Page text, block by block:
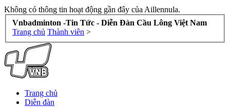
Không có thông tin hoạt động gần đây của Aillennula.
Vnbadminton -Tin Tức - Diễn Đàn Cầu Lông Việt Nam
Trang chủ Thành viên >
Trang chủ
Diễn đàn